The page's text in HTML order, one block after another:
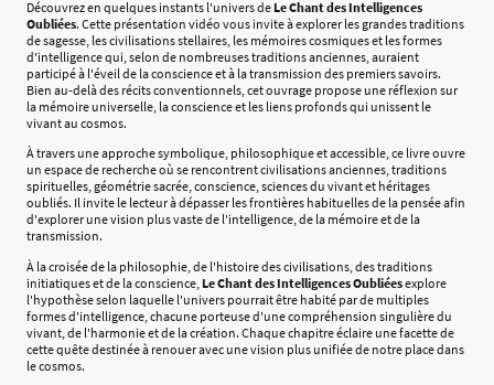
Découvrez en quelques instants l'univers de Le Chant des Intelligences
Oubliées. Cette présentation vidéo vous invite à explorer les grandes traditions
de sagesse, les civilisations stellaires, les mémoires cosmiques et les formes
d'intelligence qui, selon de nombreuses traditions anciennes, auraient
participé à l'éveil de la conscience et à la transmission des premiers savoirs.
Bien au-delà des récits conventionnels, cet ouvrage propose une réflexion sur
la mémoire universelle, la conscience et les liens profonds qui unissent le
vivant au cosmos.
À travers une approche symbolique, philosophique et accessible, ce livre ouvre
un espace de recherche où se rencontrent civilisations anciennes, traditions
spirituelles, géométrie sacrée, conscience, sciences du vivant et héritages
oubliés. Il invite le lecteur à dépasser les frontières habituelles de la pensée afin
d'explorer une vision plus vaste de l'intelligence, de la mémoire et de la
transmission.
À la croisée de la philosophie, de l'histoire des civilisations, des traditions
initiatiques et de la conscience, Le Chant des Intelligences Oubliéesexplore
l'hypothèse selon laquelle l'univers pourrait être habité par de multiples
formes d'intelligence, chacune porteuse d'une compréhension singulière du
vivant, de l'harmonie et de la création. Chaque chapitre éclaire une facette de
cette quête destinée à renouer avec une vision plus unifiée de notre place dans
le cosmos.